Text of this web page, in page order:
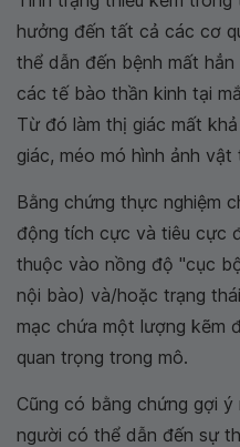
hưởng đến tất cả các cơ
thể dẫn đến bệnh mất
các tế bào thần kinh tại
Từ đó làm thị giác mất
giác, méo mó hình ảnh vật
Bằng chứng thực nghiệm
động tích cực và tiêu cực
thuộc vào nồng độ "cục
nội bào) và/hoặc trạng
mạc chứa một lượng kẽm
quan trọng trong mô.
Cũng có bằng chứng gợi
người có thể dẫn đến sự